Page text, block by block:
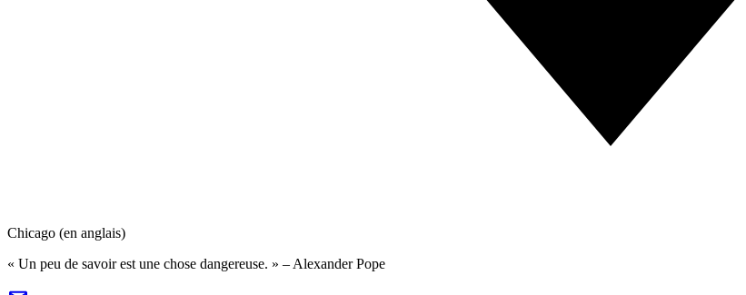
Chicago (en anglais)
« Un peu de savoir est une chose dangereuse. » – Alexander Pope